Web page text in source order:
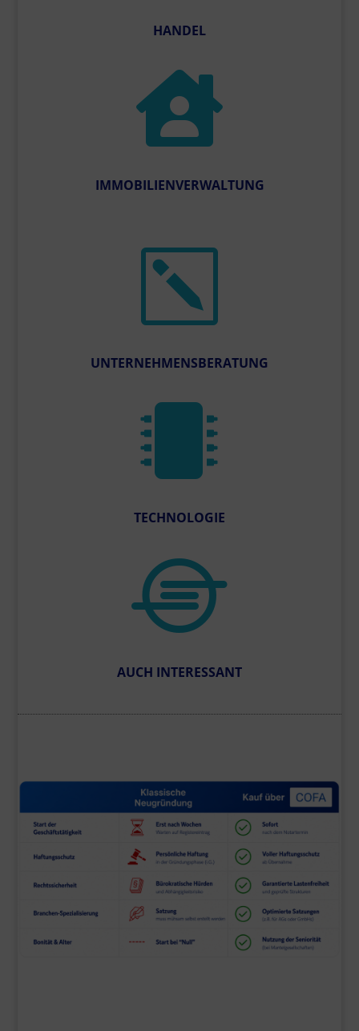
HANDEL

IMMOBILIENVERWALTUNG
k
UNTERNEHMENSBERATUNG

TECHNOLOGIE

AUCH INTERESSANT